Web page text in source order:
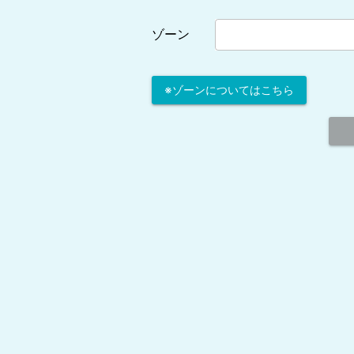
ゾーン
※ゾーンについてはこちら